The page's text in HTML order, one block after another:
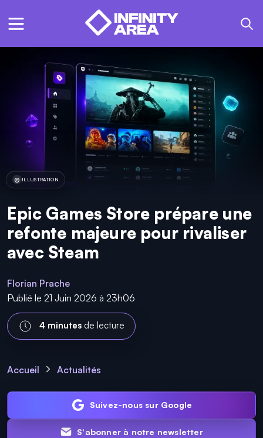
ILLUSTRATION
Epic Games Store prépare une
refonte majeure pour rivaliser
avec Steam
Florian Prache
Publié le 21 Juin 2026 à 23h06
4 minutes de lecture
Accueil Actualités
Suivez-nous sur Google
S'abonner à notre newsletter